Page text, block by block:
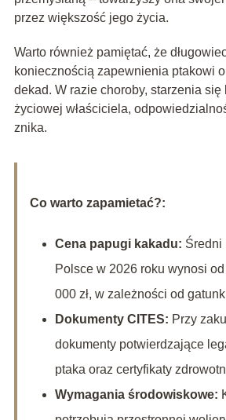
przez większość jego życia.
Warto również pamiętać, że
koniecznością zapewnienia ptakowi
dekad. W razie choroby, starzenia
życiowej właściciela,
znika.
Co warto zapamietać?:
Cena papugi kakadu: Średni
Polsce w 2026 roku wynosi od
000 zł, w zależności od
Dokumenty CITES: Przy
dokumenty potwierdzające
ptaka oraz certyfikaty
Wymagania środowiskowe: